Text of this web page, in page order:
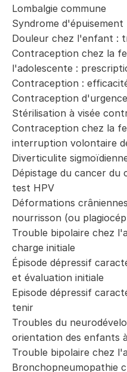
Lombalgie commune
Syndrome
Douleur chez l'enfant :
Contraception chez la
l'adolescente :
Contraception :
Contraception d'urgence
Stérilisation à visée
Contraception chez la
interruption volontaire
Diverticulite
Dépistage du cancer
test HPV
Déformations
nourrisson (ou
Trouble bipolaire chez
charge initiale
Épisode dépressif
et évaluation initiale
Episode dépressif
tenir
Troubles du
orientation des enfants
Trouble bipolaire chez
Bronchopneumopathie